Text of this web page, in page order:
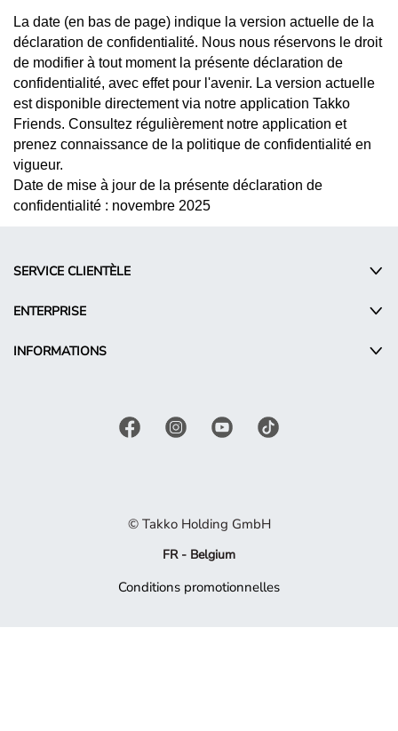
La date (en bas de page) indique la version actuelle de la
déclaration de confidentialité. Nous nous réservons le droit
de modifier à tout moment la présente déclaration de
confidentialité, avec effet pour l'avenir. La version actuelle
est disponible directement via notre application Takko
Friends. Consultez régulièrement notre application et
prenez connaissance de la politique de confidentialité en
vigueur.
Date de mise à jour de la présente déclaration de
confidentialité : novembre 2025
SERVICE CLIENTÈLE
ENTERPRISE
INFORMATIONS
© Takko Holding GmbH
FR - Belgium
Conditions promotionnelles